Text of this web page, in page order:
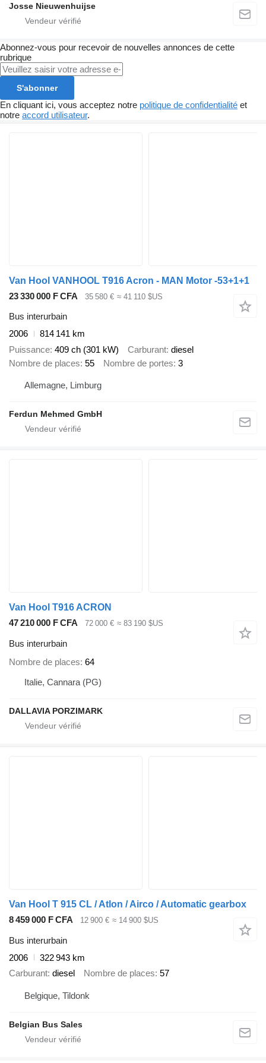
Josse Nieuwenhuijse
Abonnez-vous pour recevoir de nouvelles annonces de cette
rubrique
S'abonner
En cliquant ici, vous acceptez notre politique de confidentialité et
notre accord utilisateur.
Van Hool VANHOOL T916 Acron - MAN Motor -53+1+1
23 330 000 F CFA
35 580 € ≈ 41 110 $US
Bus interurbain
2006
814 141 km
Puissance 409 ch (301 kW) Carburant diesel
Nombre de places 55 Nombre de portes 3
Allemagne, Limburg
Ferdun Mehmed GmbH
Van Hool T916 ACRON
47 210 000 F CFA
72 000 € ≈ 83 190 $US
Bus interurbain
Nombre de places 64
Italie, Cannara (PG)
DALLAVIA PORZIMARK
Van Hool T 915 CL / Atlon / Airco / Automatic gearbox
8 459 000 F CFA
12 900 € ≈ 14 900 $US
Bus interurbain
2006
322 943 km
Carburant diesel Nombre de places 57
Belgique, Tildonk
Belgian Bus Sales